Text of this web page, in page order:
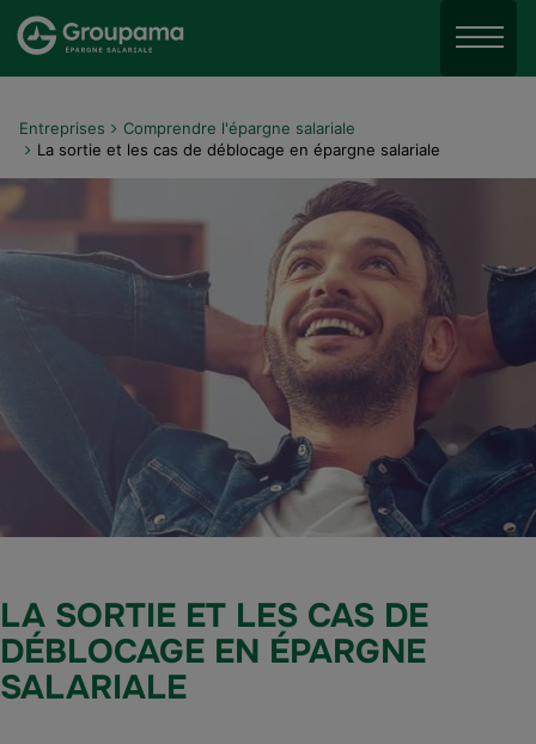
Aller au menu Aller
Menu
Entreprises
Comprendre l'épargne salariale
La sortie et les cas de déblocage en épargne salariale
LA SORTIE ET LES CAS DE
DÉBLOCAGE EN ÉPARGNE
SALARIALE